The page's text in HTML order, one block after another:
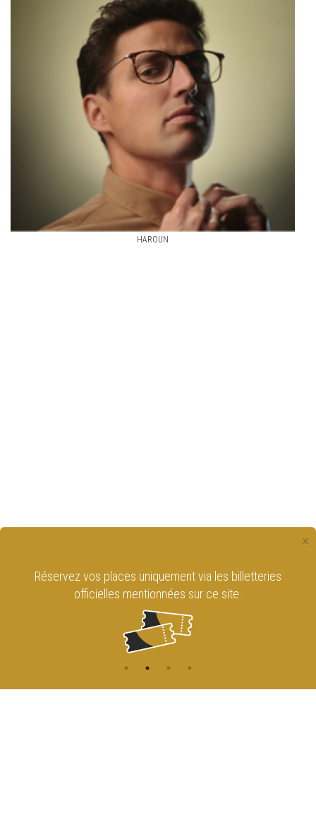
HAROUN
×
Réservez vos places uniquement via les billetteries
officielles mentionnées sur ce site.